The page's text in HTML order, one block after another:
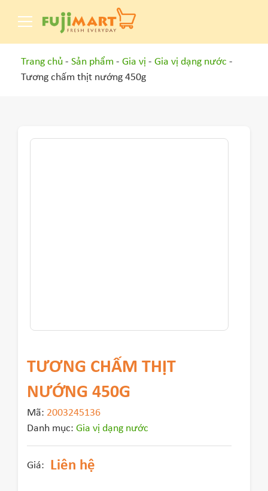
Trang chủ - Sản phẩm - Gia vị - Gia vị dạng nước -
Tương chấm thịt nướng 450g
TƯƠNG CHẤM THỊT
NƯỚNG 450G
Mã: 2003245136
Danh mục: Gia vị dạng nước
Giá: Liên hệ